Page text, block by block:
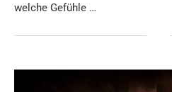
welche Gefühle …